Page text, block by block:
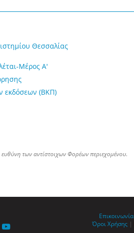
Θεσσαλίας
Μέρος Α'
εκδόσεων (ΒΚΠ)
των αντίστοιχων Φορέων περιεχομένου.
Επικοινωνία
Όροι Χρήσης |